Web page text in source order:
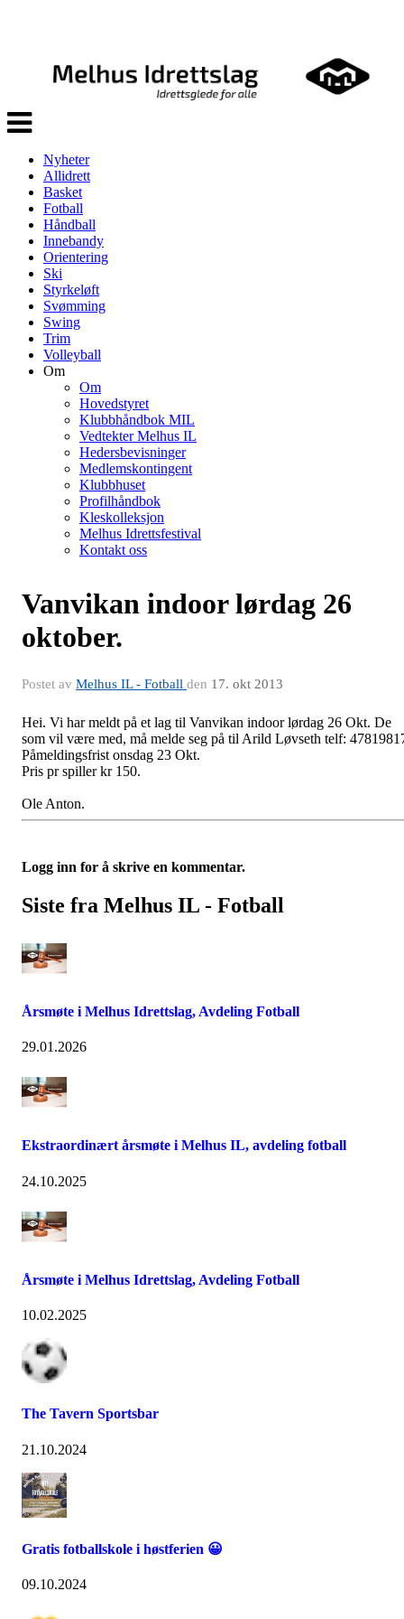
Veksle
navigasjon
Nyheter
Allidrett
Basket
Fotball
Håndball
Innebandy
Orientering
Ski
Styrkeløft
Svømming
Swing
Trim
Volleyball
Om
Om
Hovedstyret
Klubbhåndbok MIL
Vedtekter Melhus IL
Hedersbevisninger
Medlemskontingent
Klubbhuset
Profilhåndbok
Kleskolleksjon
Melhus Idrettsfestival
Kontakt oss
Vanvikan indoor lørdag 26
oktober.
Postet av Melhus IL - Fotball den 17. okt 2013
Hei. Vi har meldt på et lag til Vanvikan indoor lørdag 26 Okt. De
som vil være med, må melde seg på til Arild Løvseth telf:
Påmeldingsfrist onsdag 23 Okt.
Pris pr spiller kr 150.
Ole Anton.
Logg inn for å skrive en kommentar.
Siste fra Melhus IL - Fotball
Årsmøte i Melhus Idrettslag, Avdeling Fotball
29.01.2026
Ekstraordinært årsmøte i Melhus IL, avdeling fotball
24.10.2025
Årsmøte i Melhus Idrettslag, Avdeling Fotball
10.02.2025
The Tavern Sportsbar
21.10.2024
Gratis fotballskole i høstferien 😀
09.10.2024